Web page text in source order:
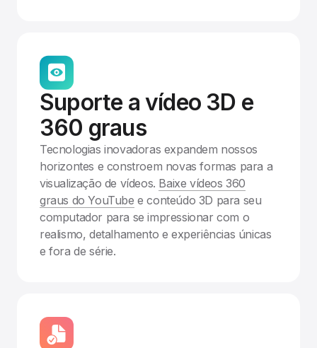
Suporte a vídeo 3D e
360 graus
Tecnologias inovadoras expandem nossos
horizontes e constroem novas formas para a
visualização de vídeos. Baixe vídeos 360
graus do YouTube e conteúdo 3D para seu
computador para se impressionar com o
realismo, detalhamento e experiências únicas
e fora de série.